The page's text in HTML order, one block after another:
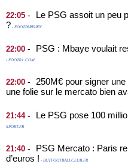
22:05 -
Le PSG assoit un peu
? - FOOTPARISIEN
22:00 - PSG : Mbaye voulait
- FOOT01.COM
22:00 -
250M€ pour signer
une folie sur le mercato bien
21:44- Le PSG pose 100
SPORT.FR
21:40 -
PSG Mercato : Paris
d’euros ! - BUTFOOTBALLCLUB.FR